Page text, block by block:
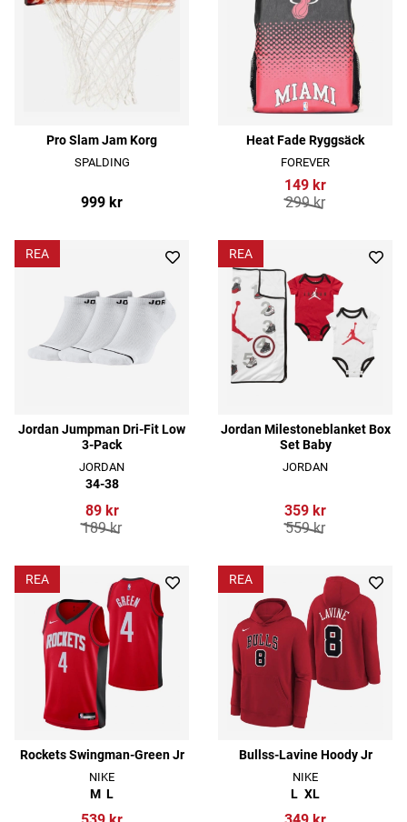
Pro Slam Jam Korg
SPALDING
999 kr
Heat Fade Ryggsäck
FOREVER
149 kr
299 kr
REA
Jordan Jumpman Dri-Fit Low
3-Pack
JORDAN
34-38
89 kr
189 kr
REA
Jordan Milestoneblanket Box
Set Baby
JORDAN
359 kr
559 kr
REA
Rockets Swingman-Green Jr
NIKE
M L
REA
Bullss-Lavine Hoody Jr
NIKE
L XL